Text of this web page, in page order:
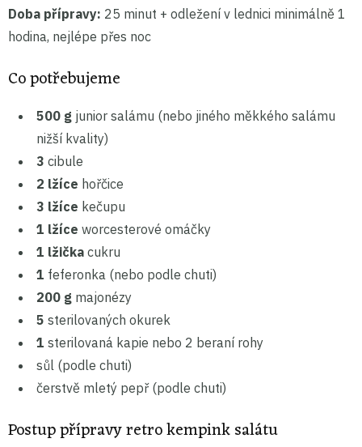
Doba přípravy: 25 minut + odležení v lednici minimálně 1
hodina, nejlépe přes noc
Co potřebujeme
500 g junior salámu (nebo jiného měkkého salámu
nižší kvality)
3 cibule
2 lžíce hořčice
3 lžíce kečupu
1 lžíce worcesterové omáčky
1 lžička cukru
1 feferonka (nebo podle chuti)
200 g majonézy
5 sterilovaných okurek
1 sterilovaná kapie nebo 2 beraní rohy
sůl (podle chuti)
čerstvě mletý pepř (podle chuti)
Postup přípravy retro kempink salátu